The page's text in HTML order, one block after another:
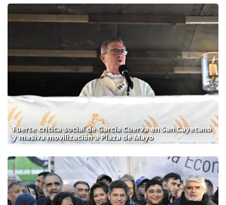
Fuerte crítica social de García Cuerva en San Cayetano
y masiva movilización a Plaza de Mayo